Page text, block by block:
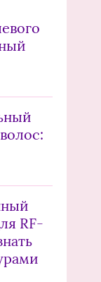
RF-